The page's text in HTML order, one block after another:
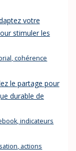
votre
stimuler les
cohérence
le partage pour
durable de
indicateurs
actions